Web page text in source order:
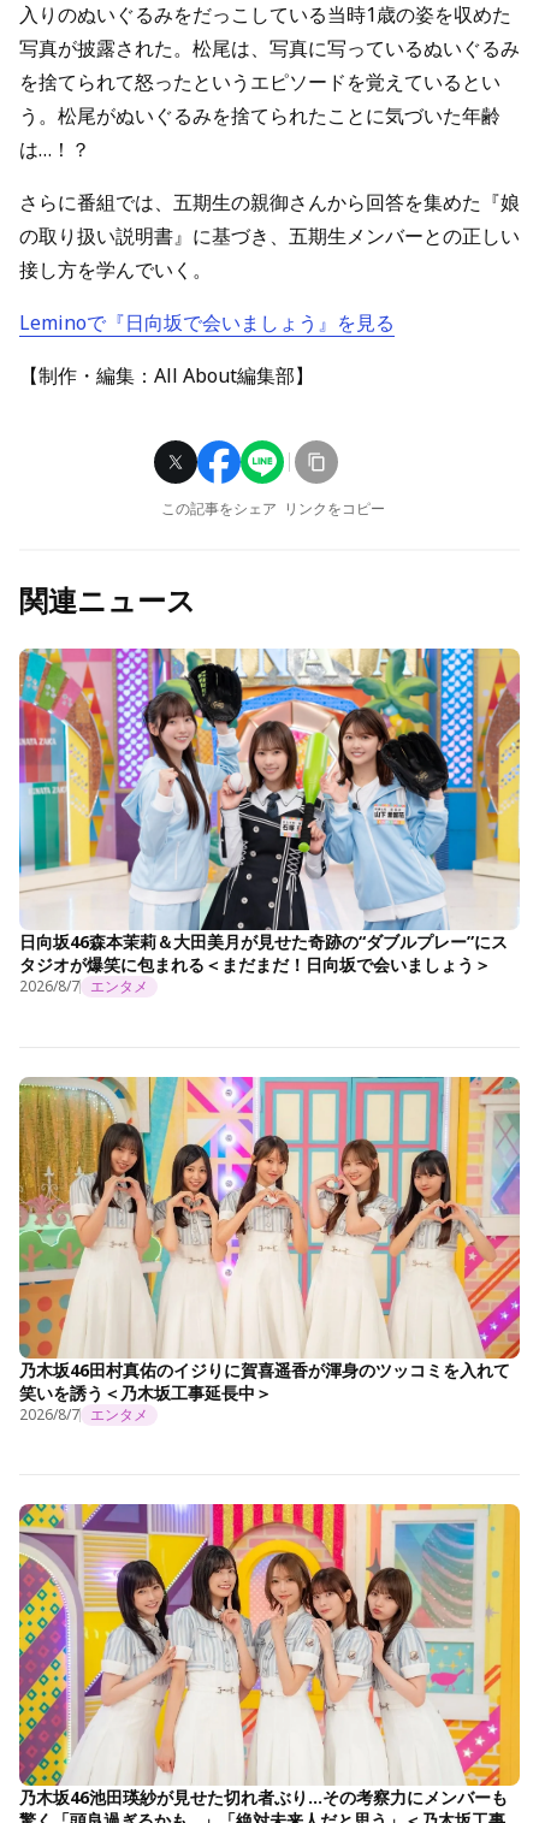
入りのぬいぐるみをだっこしている当時1歳の姿を収めた
写真が披露された。松尾は、写真に写っているぬいぐるみ
を捨てられて怒ったというエピソードを覚えているとい
う。松尾がぬいぐるみを捨てられたことに気づいた年齢
は…！？
さらに番組では、五期生の親御さんから回答を集めた『娘
の取り扱い説明書』に基づき、五期生メンバーとの正しい
接し方を学んでいく。
Leminoで『日向坂で会いましょう』を見る
【制作・編集：All About編集部】
この記事をシェア リンクをコピー
関連ニュース
日向坂46森本茉莉＆大田美月が見せた奇跡の“ダブルプレー”にス
タジオが爆笑に包まれる＜まだまだ！日向坂で会いましょう＞
2026/8/7 エンタメ
乃木坂46田村真佑のイジりに賀喜遥香が渾身のツッコミを入れて
笑いを誘う＜乃木坂工事延長中＞
2026/8/7 エンタメ
乃木坂46池田瑛紗が見せた切れ者ぶり…その考察力にメンバーも